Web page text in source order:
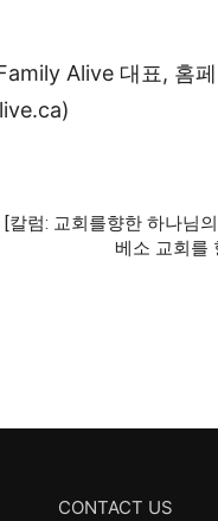
Alive 대표, 홈
[칼럼: 교회를향한 하나님
베소 교회를
CONTACT US